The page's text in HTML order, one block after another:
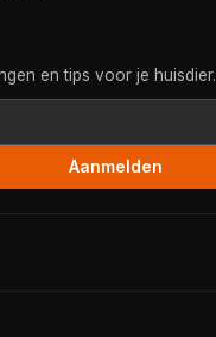
en tips voor je huisdier.
Aanmelden